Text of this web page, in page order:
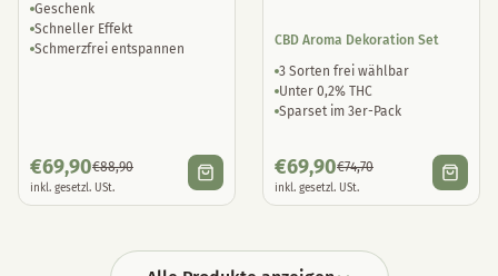
Geschenk
Schneller Effekt
Schmerzfrei entspannen
€69,90€88,90
inkl. gesetzl. USt.
CBD Aroma Dekoration Set
3 Sorten frei wählbar
Unter 0,2% THC
Sparset im 3er-Pack
€69,90€74,70
inkl. gesetzl. USt.